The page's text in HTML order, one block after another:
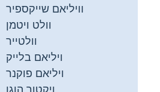
וויליאם שייקספיר
וולט ויטמן
וולטייר
ויליאם בלייק
ויליאם פוקנר